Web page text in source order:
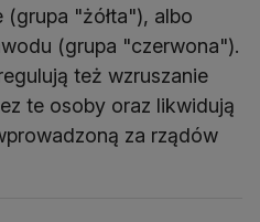
"żółta"), albo
(grupa "czerwona").
też wzruszanie
te osoby oraz likwidują
za rządów